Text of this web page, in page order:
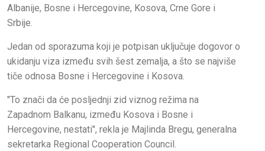
Albanije, Bosne i Hercegovine, Kosova, Crne Gore i
Srbije.
Jedan od sporazuma koji je potpisan uključuje dogovor o
ukidanju viza između svih šest zemalja, a što se najviše
tiče odnosa Bosne i Hercegovine i Kosova.
"To znači da će posljednji zid viznog režima na
Zapadnom Balkanu, između Kosova i Bosne i
Hercegovine, nestati", rekla je Majlinda Bregu, generalna
sekretarka Regional Cooperation Council.